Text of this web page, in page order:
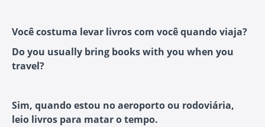
Você costuma levar livros com você quando viaja?
Do you usually bring books with you when you
travel?
Sim, quando estou no aeroporto ou rodoviária,
leio livros para matar o tempo.